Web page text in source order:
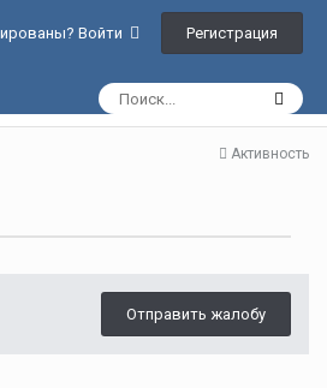
Войти Регистрация
Активность
Отправить жалобу